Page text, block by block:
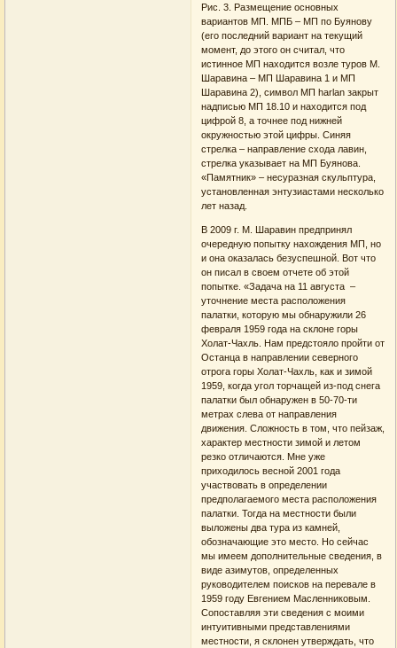
Рис. 3. Размещение основных
вариантов МП. МПБ – МП по Буянову
(его последний вариант на текущий
момент, до этого он считал, что
истинное МП находится возле туров М.
Шаравина – МП Шаравина 1 и МП
Шаравина 2), символ МП harlan закрыт
надписью МП 18.10 и находится под
цифрой 8, а точнее под нижней
окружностью этой цифры. Синяя
стрелка – направление схода лавин,
стрелка указывает на МП Буянова.
«Памятник» – несуразная скульптура,
установленная энтузиастами несколько
лет назад.
В 2009 г. М. Шаравин предпринял
очередную попытку нахождения МП, но
и она оказалась безуспешной. Вот что
он писал в своем отчете об этой
попытке. «Задача на 11 августа –
уточнение места расположения
палатки, которую мы обнаружили 26
февраля 1959 года на склоне горы
Холат-Чахль. Нам предстояло пройти от
Останца в направлении северного
отрога горы Холат-Чахль, как и зимой
1959, когда угол торчащей из-под снега
палатки был обнаружен в 50-70-ти
метрах слева от направления
движения. Сложность в том, что пейзаж,
характер местности зимой и летом
резко отличаются. Мне уже
приходилось весной 2001 года
участвовать в определении
предполагаемого места расположения
палатки. Тогда на местности были
выложены два тура из камней,
обозначающие это место. Но сейчас
мы имеем дополнительные сведения, в
виде азимутов, определенных
руководителем поисков на перевале в
1959 году Евгением Масленниковым.
Сопоставляя эти сведения с моими
интуитивными представлениями
местности, я склонен утверждать, что